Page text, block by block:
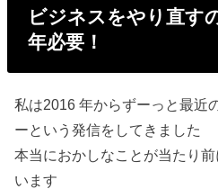
ビジネスをやり直す
年必要！
私は2016 年からずーっと最近
ーという発信をしてきました
本当におかしなことが当たり
います